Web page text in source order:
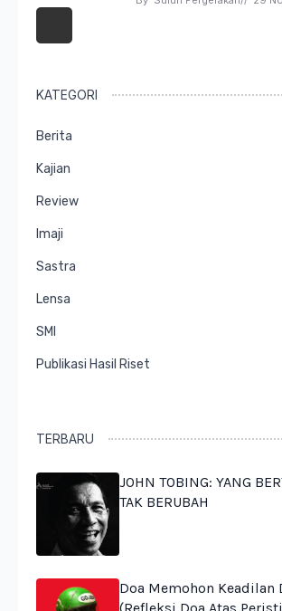
KATEGORI
Berita
Kajian
Review
Imaji
Sastra
Lensa
SMI
Publikasi Hasil Riset
TERBARU
JOHN TOBING: YANG
TAK BERUBAH
Doa Memohon Keadilan